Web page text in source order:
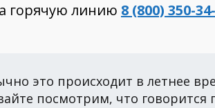
горячую линию 8 (800) 350-
это происходит в летнее
посмотрим, что говорится